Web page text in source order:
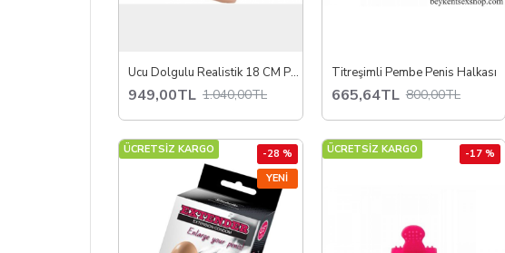
Ucu Dolgulu Realistik 18 CM Penis Kılıfı Uzatıcı Kılıf 3 CM Dolgu TPR Malzeme Esnek ve Konforlu Kullanım
949,00TL 1.040,00TL
Titreşimli Pembe Penis Halkası
665,64TL 800,00TL
YENI
ÜCRETSİZ KARGO -28 % ÜCRETSİZ KARGO -17 %